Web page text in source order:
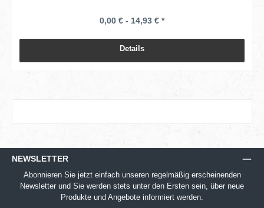
0,00 € - 14,93 € *
Details
NEWSLETTER
Abonnieren Sie jetzt einfach unseren regelmäßig erscheinenden
Newsletter und Sie werden stets unter den Ersten sein, über neue
Produkte und Angebote informiert werden.